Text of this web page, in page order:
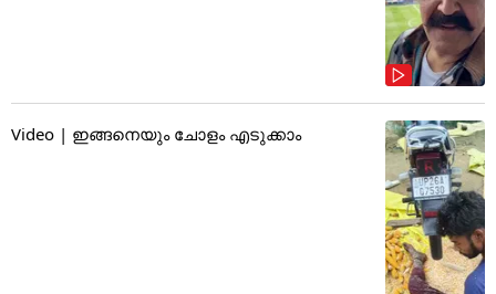
Video | ഇങ്ങനെയും ചോളം എടുക്കാം